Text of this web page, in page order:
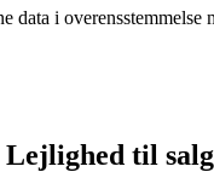
data i overensstemmelse
Lejlighed til